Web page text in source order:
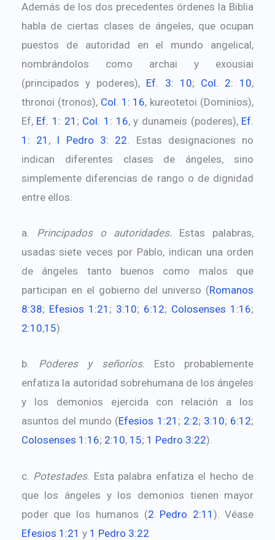
Además de los dos precedentes órdenes la Biblia
habla de ciertas clases de ángeles, que ocupan
puestos de autoridad en el mundo angelical,
nombrándolos como archai y exousiai
(principados y poderes), Ef. 3: 10; Col. 2: 10,
thronoi (tronos), Col. 1: 16, kureotetoi (Dominios),
Ef, Ef. 1: 21 ; Col. 1: 16, y dunameis (poderes), Ef.
1: 21 , I Pedro 3: 22. Estas designaciones no
indican diferentes clases de ángeles, sino
simplemente diferencias de rango o de dignidad
entre ellos.
a. Principados o autoridades. Estas palabras,
usadas siete veces por Pablo, indican una orden
de ángeles tanto buenos como malos que
participan en el gobierno del universo (Romanos
8:38; Efesios 1:21 ; 3:10; 6:12; Colosenses 1:16;
2:10,15).
b. Poderes y señoríos. Esto probablemente
enfatiza la autoridad sobrehumana de los ángeles
y los demonios ejercida con relación a los
asuntos del mundo (Efesios 1:21 ; 2:2; 3:10; 6:12;
Colosenses 1:16; 2:10, 15; 1 Pedro 3:22).
c. Potestades. Esta palabra enfatiza el hecho de
que los ángeles y los demonios tienen mayor
poder que los humanos (2 Pedro 2:11 ). Véase
Efesios 1:21 y 1 Pedro 3:22